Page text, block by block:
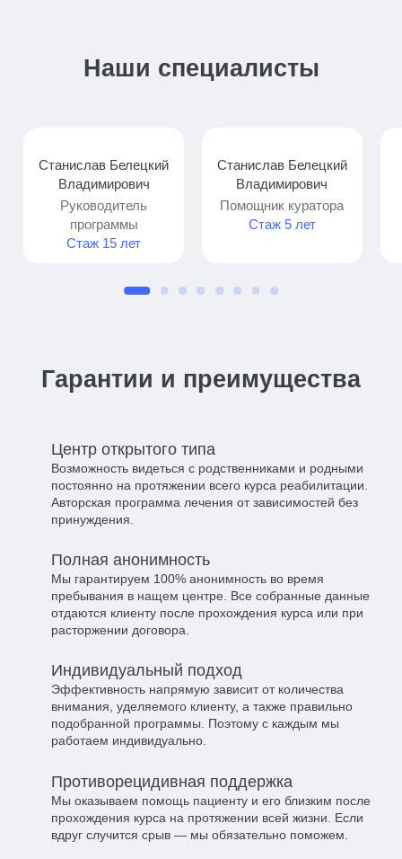
Наши специалисты
Станислав Белецкий
Владимирович
Руководитель
программы
Стаж 15 лет
Станислав Белецкий
Владимирович
Помощник куратора
Стаж 5 лет
Гарантии и преимущества
Центр открытого типа​
Возможность видеться с родственниками и родными
постоянно на протяжении всего курса реабилитации.
Авторская программа лечения от зависимостей без
принуждения.
Полная анонимность​
Мы гарантируем 100% анонимность во время
пребывания в нащем центре. Все собранные данные
отдаются клиенту после прохождения курса или при
расторжении договора.
Индивидуальный подход​
Эффективность напрямую зависит от количества
внимания, уделяемого клиенту, а также правильно
подобранной программы. Поэтому с каждым мы
работаем индивидуально.
Противорецидивная поддержка​
Мы оказываем помощь пациенту и его близким после
прохождения курса на протяжении всей жизни. Если
вдруг случится срыв — мы обязательно поможем.